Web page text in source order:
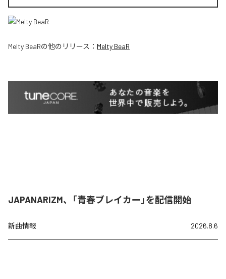
Melty BeaRの他のリリース： Melty BeaR
JAPANARIZM、「青春ブレイカー」を配信開始
新曲情報 2026.8.6